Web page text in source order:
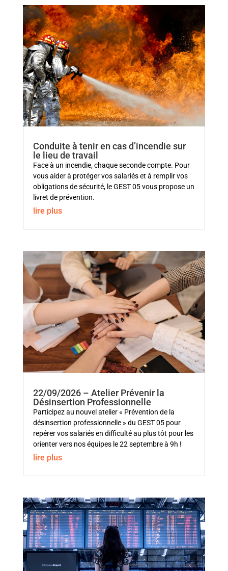
Conduite à tenir en cas d’incendie sur
le lieu de travail
Face à un incendie, chaque seconde compte. Pour
vous aider à protéger vos salariés et à remplir vos
obligations de sécurité, le GEST 05 vous propose un
livret de prévention.
lire plus
22/09/2026 – Atelier Prévenir la
Désinsertion Professionnelle
Participez au nouvel atelier « Prévention de la
désinsertion professionnelle » du GEST 05 pour
repérer vos salariés en difficulté au plus tôt pour les
orienter vers nos équipes le 22 septembre à 9h !
lire plus